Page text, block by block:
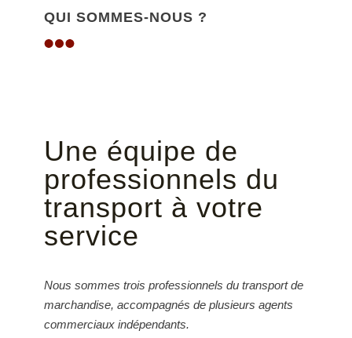
QUI SOMMES-NOUS ?
Une équipe de
professionnels du
transport à votre
service
Nous sommes trois professionnels du transport de
marchandise, accompagnés de plusieurs agents
commerciaux indépendants.